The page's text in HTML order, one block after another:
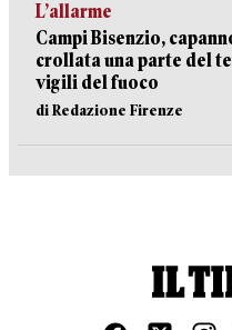
L’allarme
Campi Bisenzio,
crollata una parte del
vigili del fuoco
di Redazione Firenze